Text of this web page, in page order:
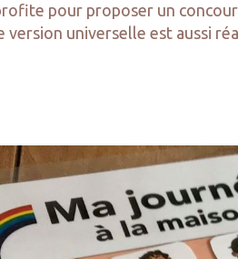
pour proposer un
version universelle est aussi